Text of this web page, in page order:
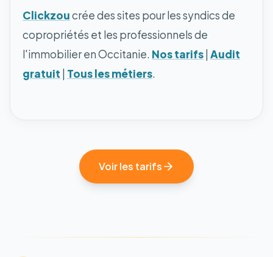
Clickzoucrée des sites pour les syndics de
copropriétés et les professionnels de
l'immobilier en Occitanie. Nos tarifs Audit
gratuit Tous les métiers.
Voir les tarifs